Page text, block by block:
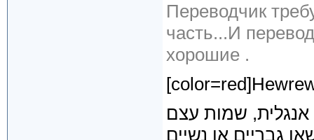
Переводчик
часть...И
хорошие .
שמות עצם